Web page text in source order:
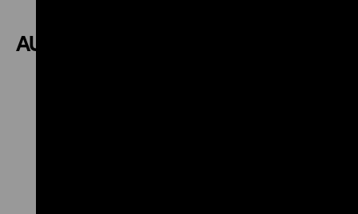
AUSWAHL DER KOMMENTARE